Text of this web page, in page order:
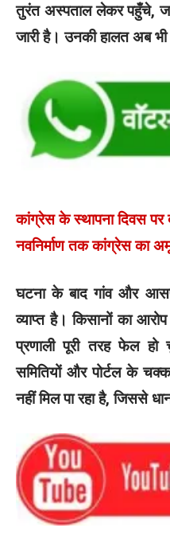
तुरंत अस्पताल लेकर पहुँचे,
जारी है। उनकी हालत अब
कांग्रेस के स्थापना दिवस
नवनिर्माण तक कांग्रेस का
घटना के बाद गांव और
व्याप्त है। किसानों का
प्रणाली पूरी तरह फेल
समितियों और पोर्टल के
नहीं मिल पा रहा है, जिससे